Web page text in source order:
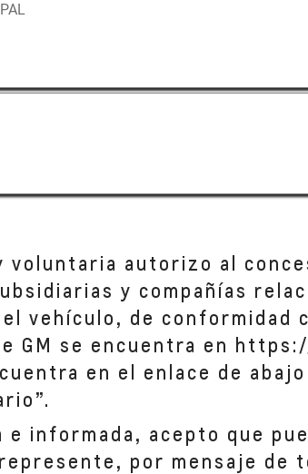
voluntaria autorizo al
y compañías
vehículo, de conformidad
GM se encuentra en
en el enlace de
e informada, acepto que
por mensaje